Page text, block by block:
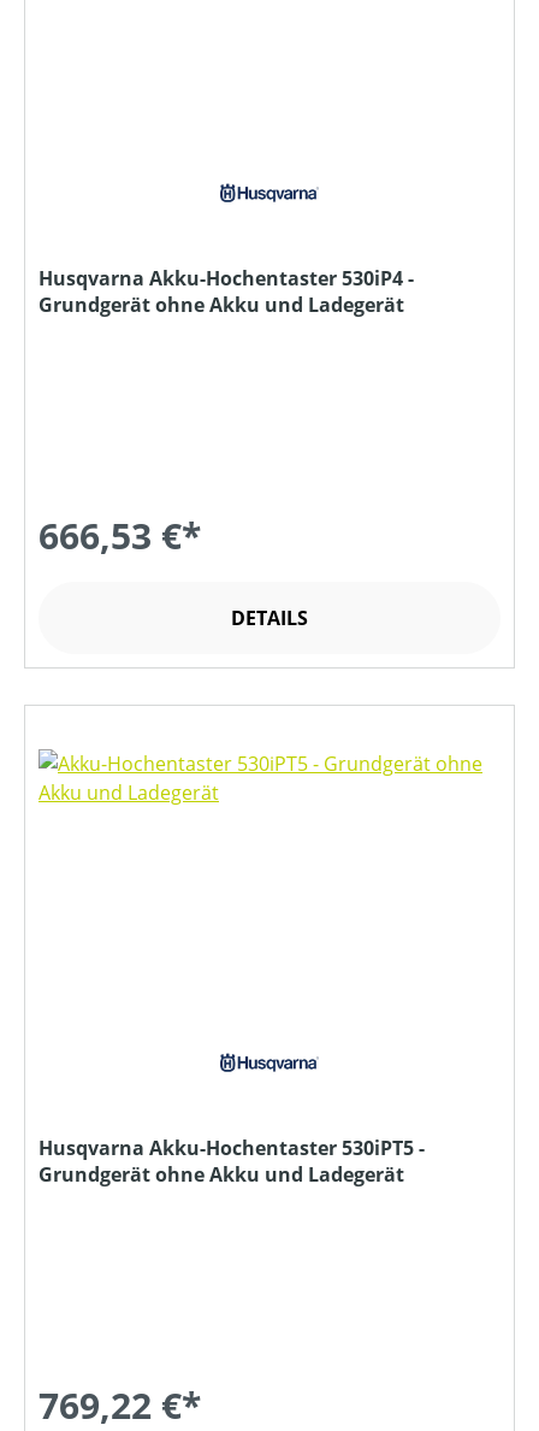
Husqvarna Akku-Hochentaster 530iP4 -
Grundgerät ohne Akku und Ladegerät
666,53 €*
DETAILS
Husqvarna Akku-Hochentaster 530iPT5 -
Grundgerät ohne Akku und Ladegerät
769,22 €*